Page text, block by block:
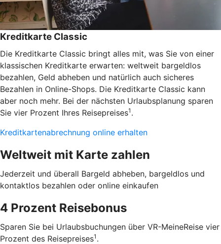
Kreditkarte Classic
Die Kreditkarte Classic bringt alles mit, was Sie von einer
klassischen Kreditkarte erwarten: weltweit bargeldlos
bezahlen, Geld abheben und natürlich auch sicheres
Bezahlen in Online-Shops. Die Kreditkarte Classic kann
aber noch mehr. Bei der nächsten Urlaubsplanung sparen
Sie vier Prozent Ihres Reisepreises1 .
Kreditkartenabrechnung online erhalten
Weltweit mit Karte zahlen
Jederzeit und überall Bargeld abheben, bargeldlos und
kontaktlos bezahlen oder online einkaufen
4 Prozent Reisebonus
Sparen Sie bei Urlaubsbuchungen über VR-MeineReise vier
Prozent des Reisepreises1 .